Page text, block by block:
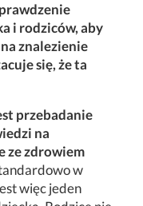
i rodziców, aby
znalezienie
się, że ta
przebadanie
na
ze zdrowiem
w
więc jeden